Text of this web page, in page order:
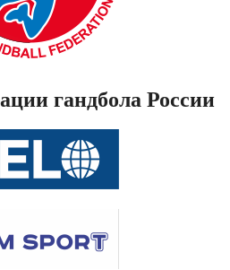
гандбола России